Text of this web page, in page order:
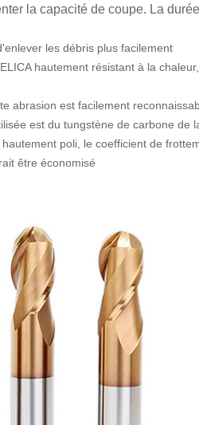
la capacité de coupe. La
les débris plus facilement
hautement résistant à la
abrasion est facilement
est du tungstène de carbone de
poli, le coefficient de
être économisé